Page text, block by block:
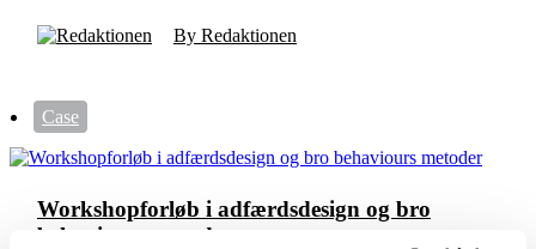
By Redaktionen
Case
Workshopforløb i adfærdsdesign og bro
behaviours metoder